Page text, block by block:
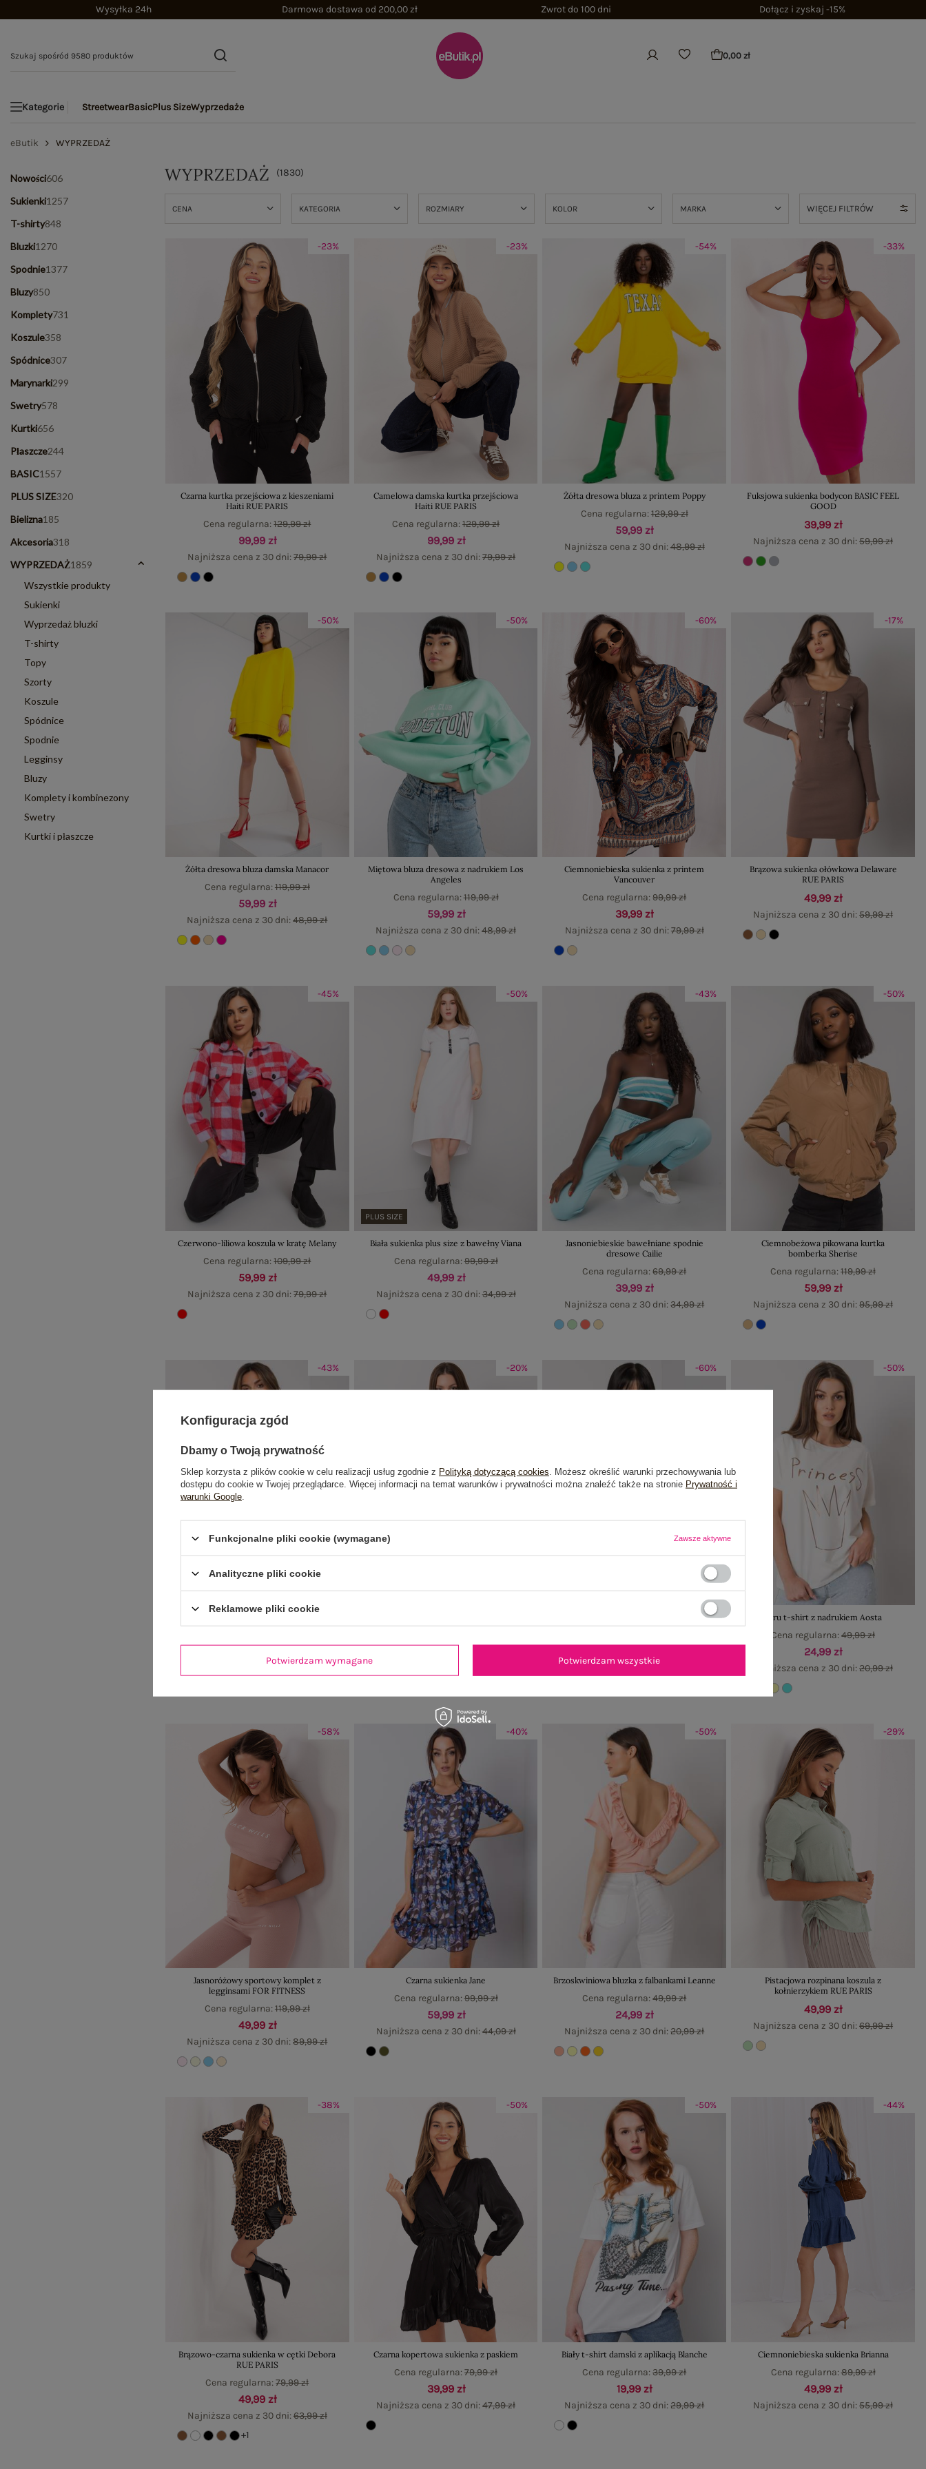
Wysyłka 24h Darmowa dostawa od 200,00 zł Zwrot do 100 dni Dołącz i zyskaj -15%
0,00 zł
Kategorie StreetwearBasicPlus SizeWyprzedaże
eButik WYPRZEDAŻ
Nowości606
Sukienki1257
T-shirty848
Bluzki1270
Spodnie1377
Bluzy850
Komplety731
Koszule358
Spódnice307
Marynarki299
Swetry578
Kurtki656
Płaszcze244
BASIC1557
PLUS SIZE320
Bielizna185
Akcesoria318
WYPRZEDAŻ1859
Wszystkie produkty
Sukienki
Wyprzedaż bluzki
T-shirty
Topy
Szorty
Koszule
Spódnice
Spodnie
Legginsy
Bluzy
Komplety i kombinezony
Swetry
Kurtki i płaszcze
WYPRZEDAŻ (1830)
CENA KATEGORIA ROZMIARY KOLOR MARKA WIĘCEJ FILTRÓW
-23%
Czarna kurtka przejściowa z kieszeniami
Haiti RUE PARIS
99,99 zł
Najniższa cena z 30 dni:79,99 zł
Cena regularna:129,99 zł
-23%
Camelowa damska kurtka przejściowa
Haiti RUE PARIS
99,99 zł
Najniższa cena z 30 dni:79,99 zł
Cena regularna:129,99 zł
-54%
Żółta dresowa bluza z printem Poppy
59,99 zł
Najniższa cena z 30 dni:48,99 zł
Cena regularna:129,99 zł
-33%
Fuksjowa sukienka bodycon BASIC FEEL
GOOD
39,99 zł
Najniższa cena z 30 dni:59,99 zł
-50%
Żółta dresowa bluza damska Manacor
59,99 zł
Najniższa cena z 30 dni:48,99 zł
Cena regularna:119,99 zł
-50%
Miętowa bluza dresowa z nadrukiem Los
Angeles
59,99 zł
Najniższa cena z 30 dni:48,99 zł
Cena regularna:119,99 zł
-60%
Ciemnoniebieska sukienka z printem
Vancouver
39,99 zł
Najniższa cena z 30 dni:79,99 zł
Cena regularna:99,99 zł
-17%
Brązowa sukienka ołówkowa Delaware
RUE PARIS
49,99 zł
Najniższa cena z 30 dni:59,99 zł
-45%
Czerwono-liliowa koszula w kratę Melany
59,99 zł
Najniższa cena z 30 dni:79,99 zł
Cena regularna:109,99 zł
PLUS SIZE
-50%
Biała sukienka plus size z bawełny Viana
49,99 zł
Najniższa cena z 30 dni:34,99 zł
Cena regularna:99,99 zł
-43%
Jasnoniebieskie bawełniane spodnie
dresowe Cailie
39,99 zł
Najniższa cena z 30 dni:34,99 zł
Cena regularna:69,99 zł
-50%
Ciemnobeżowa pikowana kurtka
bomberka Sherise
59,99 zł
Najniższa cena z 30 dni:95,99 zł
Cena regularna:119,99 zł
-43%
Biała bluzka na co dzień Aviana
Najniższa cena z 30 dni: 27,99 zł
-20% -60%
Jasnoniebieski t-shirt z aplikacją Skull
Najniższa cena z 30 dni:
-50%
Ecru t-shirt z nadrukiem Aosta
24,99 zł
Najniższa cena z 30 dni:20,99 zł
Cena regularna:49,99 zł
-58%
Jasnoróżowy sportowy komplet z
legginsami FOR FITNESS
49,99 zł
Najniższa cena z 30 dni:89,99 zł
Cena regularna:119,99 zł
-40%
Czarna sukienka Jane
59,99 zł
Najniższa cena z 30 dni:44,09 zł
Cena regularna:99,99 zł
-50%
Brzoskwiniowa bluzka z falbankami Leanne
24,99 zł
Najniższa cena z 30 dni:20,99 zł
Cena regularna:49,99 zł
-29%
Pistacjowa rozpinana koszula z
kołnierzykiem RUE PARIS
49,99 zł
Najniższa cena z 30 dni:69,99 zł
-38%
Brązowo-czarna sukienka w cętki Debora
RUE PARIS
49,99 zł
Najniższa cena z 30 dni:63,99 zł
Cena regularna:79,99 zł
+1
-50%
Czarna kopertowa sukienka z paskiem
39,99 zł
Najniższa cena z 30 dni:47,99 zł
Cena regularna:79,99 zł
-50%
Biały t-shirt damski z aplikacją Blanche
19,99 zł
Najniższa cena z 30 dni:29,99 zł
Cena regularna:39,99 zł
-44%
Ciemnoniebieska sukienka Brianna
49,99 zł
Najniższa cena z 30 dni:55,99 zł
Cena regularna:89,99 zł
Konfiguracja zgód
Dbamy o Twoją prywatność
Sklep korzysta z plików cookie w celu realizacji usług zgodnie z Polityką dotyczącą cookies . Możesz określić warunki przechowywania lub
dostępu do cookie w Twojej przeglądarce. Więcej informacji na temat warunków i prywatności można znaleźć także na stronie Prywatność i
warunki Google
Funkcjonalne pliki cookie (wymagane) Zawsze aktywne
Analityczne pliki cookie
Reklamowe pliki cookie
Potwierdzam wymagane Potwierdzam wszystkie